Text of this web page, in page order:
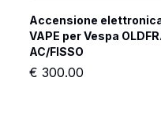
Accensione elettronica
VAPE per Vespa
AC/FISSO
€ 300.00